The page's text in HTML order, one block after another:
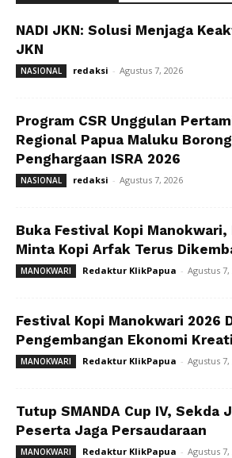
NADI JKN: Solusi Menjaga
JKN
NASIONAL redaksi - Agustus 7, 2026
Program CSR Unggulan
Regional Papua Maluku
Penghargaan ISRA 2026
NASIONAL redaksi - Agustus 7, 2026
Buka Festival Kopi Manokwari,
Minta Kopi Arfak Terus
MANOKWARI Redaktur KlikPapua - Agustus 7,
Festival Kopi Manokwari 2026
Pengembangan Ekonomi
MANOKWARI Redaktur KlikPapua - Agustus 7,
Tutup SMANDA Cup IV, Sekda
Peserta Jaga Persaudaraan
MANOKWARI Redaktur KlikPapua - Agustus 7,